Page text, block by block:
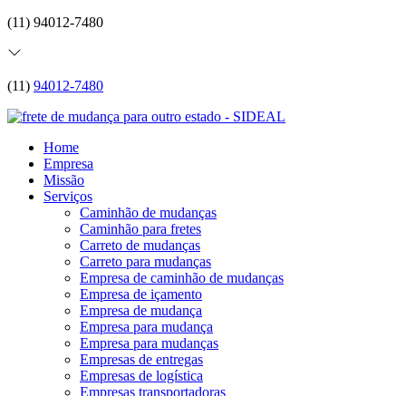
(11) 94012-7480
(11) 94012-7480
Home
Empresa
Missão
Serviços
Caminhão de mudanças
Caminhão para fretes
Carreto de mudanças
Carreto para mudanças
Empresa de caminhão de mudanças
Empresa de içamento
Empresa de mudança
Empresa para mudança
Empresa para mudanças
Empresas de entregas
Empresas de logística
Empresas transportadoras